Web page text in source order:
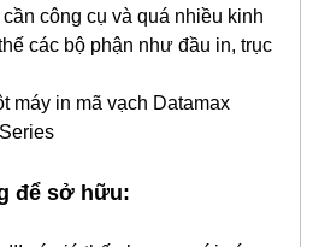
công cụ và quá nhiều kinh
các bộ phận như đầu in, trục
máy in mã vạch Datamax
để sở hữu: